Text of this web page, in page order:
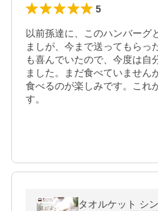
5
以前孫達に、このハンバーグ
ましが、今まで送ってもらっ
も喜んでいたので、今度は自
ました。まだ食べていません
食べるのが楽しみです。これ
す。
タオルケット シ